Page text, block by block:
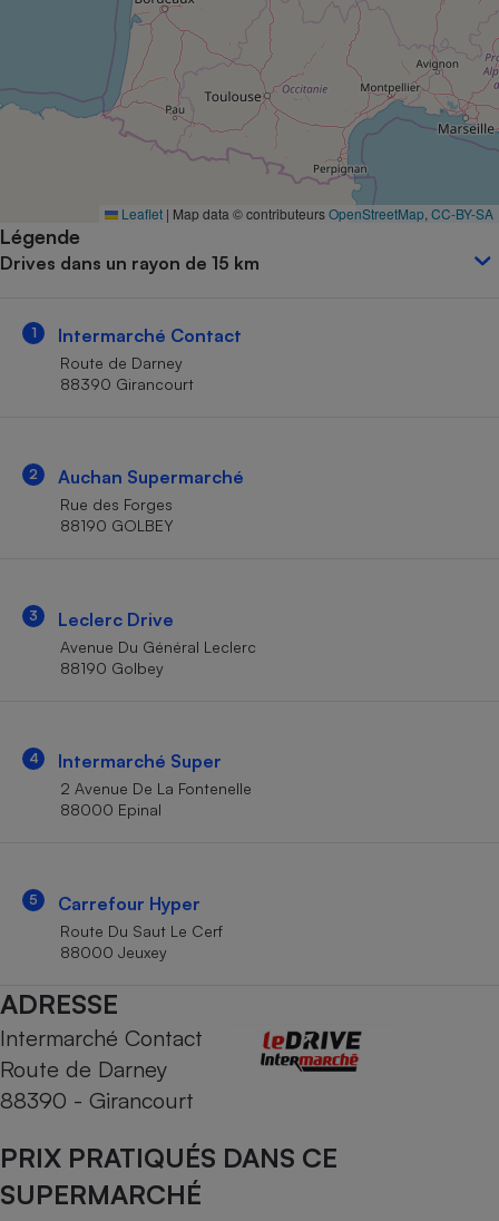
Leaflet | Map data © contributeursOpenStreetMap CC-BY-SA
Légende
Drives dans un rayon de 15 km
1 Intermarché Contact
Route de Darney
88390 Girancourt
2 Auchan Supermarché
Rue des Forges
88190 GOLBEY
3 Leclerc Drive
Avenue Du Général Leclerc
88190 Golbey
4 Intermarché Super
2 Avenue De La Fontenelle
88000 Epinal
5 Carrefour Hyper
Route Du Saut Le Cerf
88000 Jeuxey
ADRESSE
Intermarché Contact
Route de Darney
88390 - Girancourt
PRIX PRATIQUÉS DANS CE
SUPERMARCHÉ
Complément
alimentaire
Assurance emprunteur
Banque
Petit électroménager -
Cafetière à expressos
Matelas
Mutuelle